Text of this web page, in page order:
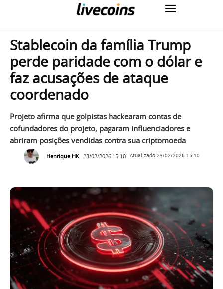
Stablecoin da família Trump
perde paridade com o dólar e
faz acusações de ataque
coordenado
Projeto afirma que golpistas hackearam contas de
cofundadores do projeto, pagaram influenciadores e
abriram posições vendidas contra sua criptomoeda
Henrique HK 23/02/2026 15:10 Atualizado 23/02/2026 15:10